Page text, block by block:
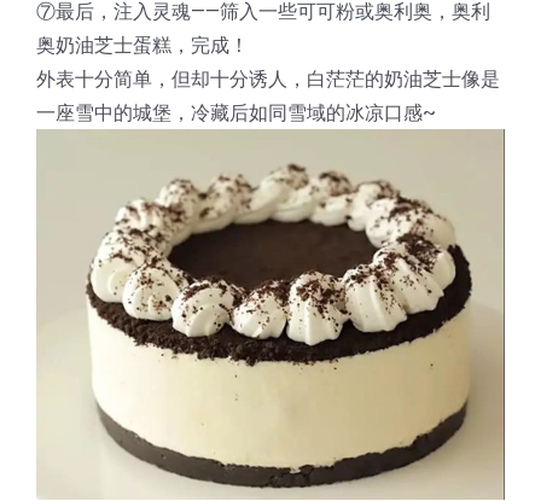
⑦最后，注入灵魂——筛入一些可可粉或奥利奥，奥利
奥奶油芝士蛋糕，完成！
外表十分简单，但却十分诱人，白茫茫的奶油芝士像是
一座雪中的城堡，冷藏后如同雪域的冰凉口感~